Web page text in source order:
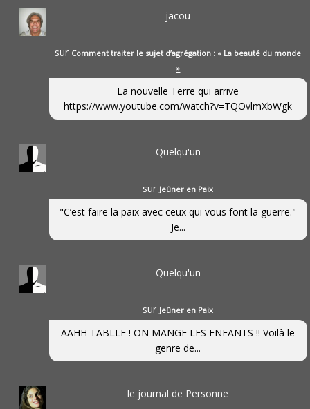
jacou
sur Comment traiter le sujet d’agrégation : « La beauté du monde
»
La nouvelle Terre qui arrive
https://www.youtube.com/watch?v=TQOvlmXbWgk
Quelqu'un
sur Jeûner en Paix
"C’est faire la paix avec ceux qui vous font la guerre."
Je...
Quelqu'un
sur Jeûner en Paix
AAHH TABLLE ! ON MANGE LES ENFANTS !! Voilà le
genre de...
le journal de Personne